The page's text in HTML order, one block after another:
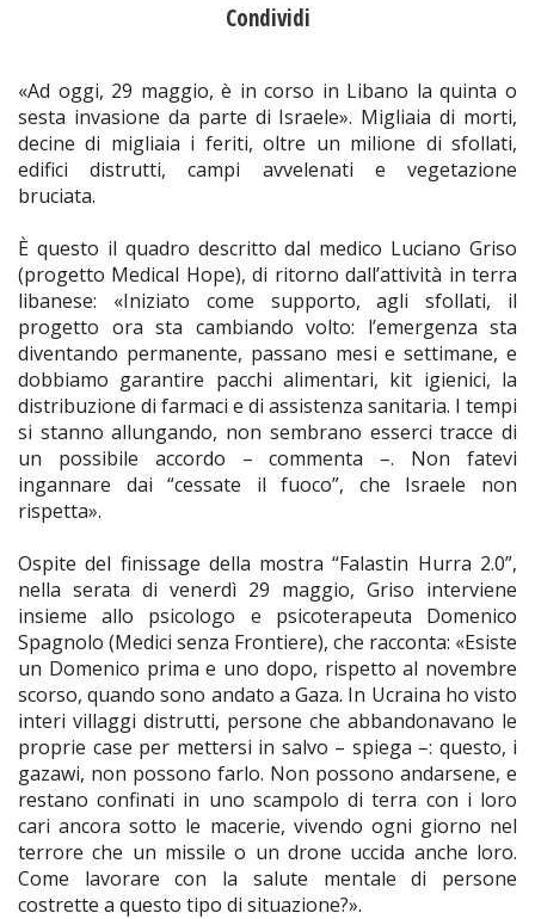
Condividi
«Ad oggi, 29 maggio, è in corso in Libano la quinta o
sesta invasione da parte di Israele». Migliaia di morti,
decine di migliaia i feriti, oltre un milione di sfollati,
edifici distrutti, campi avvelenati e vegetazione
bruciata.
È questo il quadro descritto dal medico Luciano Griso
(progetto Medical Hope), di ritorno dall’attività in terra
libanese: «Iniziato come supporto, agli sfollati, il
progetto ora sta cambiando volto: l’emergenza sta
diventando permanente, passano mesi e settimane, e
dobbiamo garantire pacchi alimentari, kit igienici, la
distribuzione di farmaci e di assistenza sanitaria. I tempi
si stanno allungando, non sembrano esserci tracce di
un possibile accordo – commenta –. Non fatevi
ingannare dai “cessate il fuoco”, che Israele non
rispetta».
Ospite del finissage della mostra “Falastin Hurra 2.0”,
nella serata di venerdì 29 maggio, Griso interviene
insieme allo psicologo e psicoterapeuta Domenico
Spagnolo (Medici senza Frontiere), che racconta: «Esiste
un Domenico prima e uno dopo, rispetto al novembre
scorso, quando sono andato a Gaza. In Ucraina ho visto
interi villaggi distrutti, persone che abbandonavano le
proprie case per mettersi in salvo – spiega –: questo, i
gazawi, non possono farlo. Non possono andarsene, e
restano confinati in uno scampolo di terra con i loro
cari ancora sotto le macerie, vivendo ogni giorno nel
terrore che un missile o un drone uccida anche loro.
Come lavorare con la salute mentale di persone
costrette a questo tipo di situazione?».